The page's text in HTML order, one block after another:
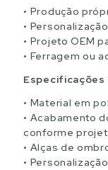
Produção
Projeto OEM
Ferragem ou
Especificações
Material em
Acabamento
conforme
Alças de